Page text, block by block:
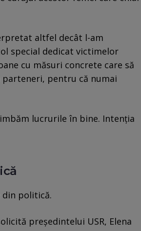
altfel decât l-am
special dedicat victimelor
cu măsuri concrete care să
parteneri, pentru că numai
lucrurile în bine. Intenția
din politică.
preşedintelui USR, Elena